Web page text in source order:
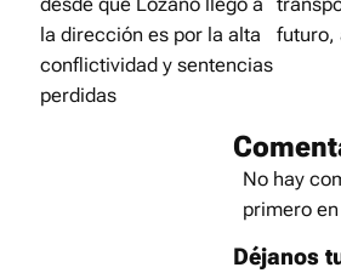
la dirección es por la alta
conflictividad y sentencias
perdidas
futuro,
No hay
primero
Déjanos